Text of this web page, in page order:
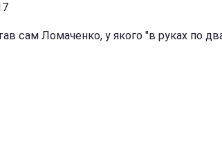
сам Ломаченко, у якого "в руках по